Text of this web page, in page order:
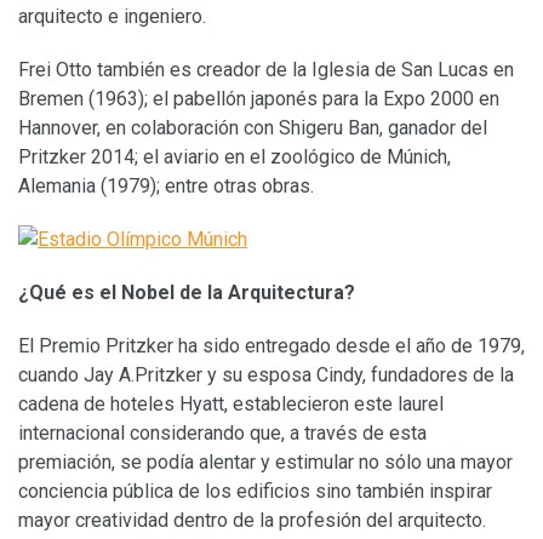
arquitecto e ingeniero.
Frei Otto también es creador de la Iglesia de San Lucas en
Bremen (1963); el pabellón japonés para la Expo 2000 en
Hannover, en colaboración con Shigeru Ban, ganador del
Pritzker 2014; el aviario en el zoológico de Múnich,
Alemania (1979); entre otras obras.
¿Qué es el Nobel de la Arquitectura?
El Premio Pritzker ha sido entregado desde el año de 1979,
cuando Jay A.Pritzker y su esposa Cindy, fundadores de la
cadena de hoteles Hyatt, establecieron este laurel
internacional considerando que, a través de esta
premiación, se podía alentar y estimular no sólo una mayor
conciencia pública de los edificios sino también inspirar
mayor creatividad dentro de la profesión del arquitecto.